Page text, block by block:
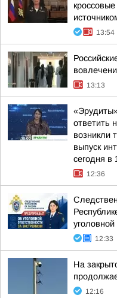
13:54
13:13
ответить
возникли
выпуск
сегодня в
12:36
уголовной
12:33
На
12:16